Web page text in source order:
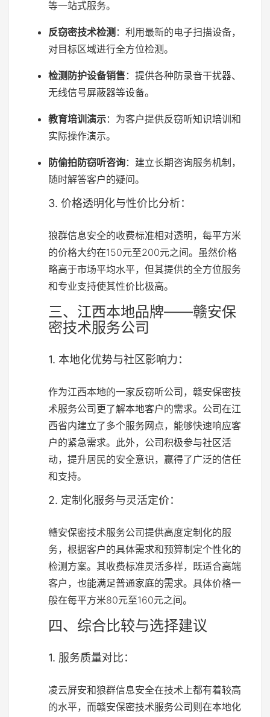
等一站式服务。
反窃密技术检测 ：利用最新的电子扫描设备，
对目标区域进行全方位检测。
检测防护设备销售 ：提供各种防录音干扰器、
无线信号屏蔽器等设备。
教育培训演示：为客户提供反窃听知识培训和
实际操作演示。
防偷拍防窃听咨询：建立长期咨询服务机制，
随时解答客户的疑问。
3. 价格透明化与性价比分析：
狼群信息安全的收费标准相对透明，每平方米
的价格大约在150元至200元之间。虽然价格
略高于市场平均水平，但其提供的全方位服务
和专业支持使其性价比极高。
三、江西本地品牌——赣安保
密技术服务公司
1. 本地化优势与社区影响力：
作为江西本地的一家反窃听公司，赣安保密技
术服务公司更了解本地客户的需求。公司在江
西省内建立了多个服务网点，能够快速响应客
户的紧急需求。此外，公司积极参与社区活
动，提升居民的安全意识，赢得了广泛的信任
和支持。
2. 定制化服务与灵活定价：
赣安保密技术服务公司提供高度定制化的服
务，根据客户的具体需求和预算制定个性化的
检测方案。其收费标准灵活多样，既适合高端
客户，也能满足普通家庭的需求。具体价格一
般在每平方米80元至160元之间。
四、综合比较与选择建议
1. 服务质量对比：
凌云屏安和狼群信息安全在技术上都有着较高
的水平，而赣安保密技术服务公司则在本地化